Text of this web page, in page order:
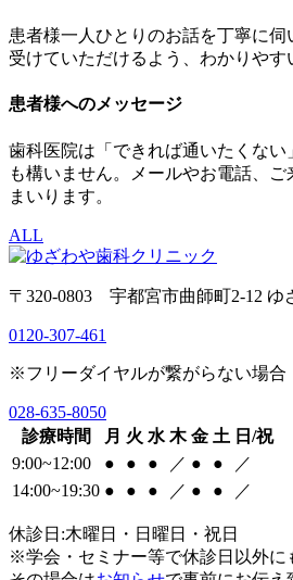
患者様一人ひとりのお話を丁寧に
受けていただけるよう、わかりやす
患者様へのメッセージ
歯科医院は「できれば通いたくな
も構いません。メールやお電話、
まいります。
ALL
〒320-0803 宇都宮市曲師町2-12 ゆ
0120-307-461
※フリーダイヤルが繋がらない場合
028-635-8050
診療時間
月 火 水 木 金 土 日/祝
9:00~12:00
● ● ● ／ ● ●
／
14:00~19:30 ● ● ● ／ ● ● ／
休診日:木曜日・日曜日・祝日
※学会・セミナー等で休診日以外に